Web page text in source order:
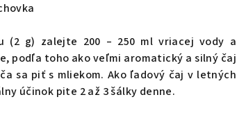
(2 g) zalejte 200 – 250 ml vriacej vody a
podľa toho ako veľmi aromatický a silný čaj
sa piť s mliekom. Ako ľadový čaj v letných
účinok pite 2 až 3 šálky denne.